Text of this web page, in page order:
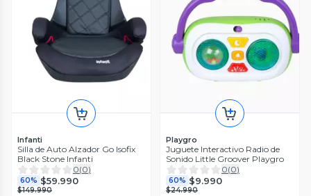
Infanti
Silla de Auto Alzador Go Isofix
Black Stone Infanti
0(0)
60% $59.990
$149.990
Playgro
Juguete Interactivo Radio de
Sonido Little Groover Playgro
0(0)
60% $9.990
$24.990